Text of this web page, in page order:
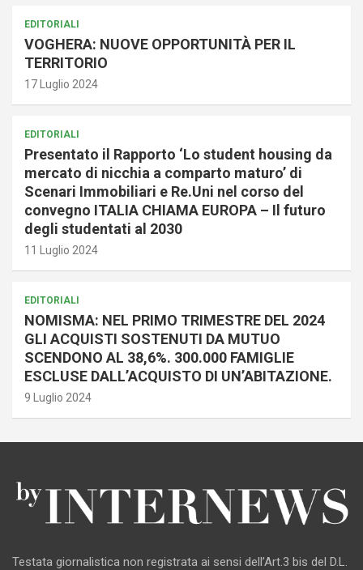
EDITORIALI
VOGHERA: NUOVE OPPORTUNITÀ PER IL
TERRITORIO
17 Luglio 2024
EDITORIALI
Presentato il Rapporto ‘Lo student housing da
mercato di nicchia a comparto maturo’ di
Scenari Immobiliari e Re.Uni nel corso del
convegno ITALIA CHIAMA EUROPA – Il futuro
degli studentati al 2030
11 Luglio 2024
EDITORIALI
NOMISMA: NEL PRIMO TRIMESTRE DEL 2024
GLI ACQUISTI SOSTENUTI DA MUTUO
SCENDONO AL 38,6%. 300.000 FAMIGLIE
ESCLUSE DALL’ACQUISTO DI UN’ABITAZIONE.
9 Luglio 2024
Testata giornalistica non registrata ai sensi dell’Art.3 bis del D.L.